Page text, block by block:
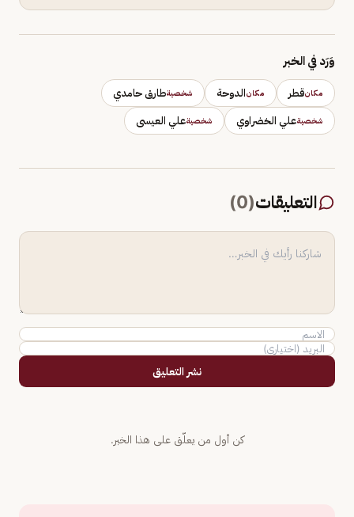
وَرَد في الخبر
مكانقطر مكانالدوحة شخصيةطارق حامدي
شخصيةعلي الخضراوي شخصيةعلي العيسى
التعليقات(
0
)
نشر التعليق
كن أول من يعلّق على هذا الخبر.